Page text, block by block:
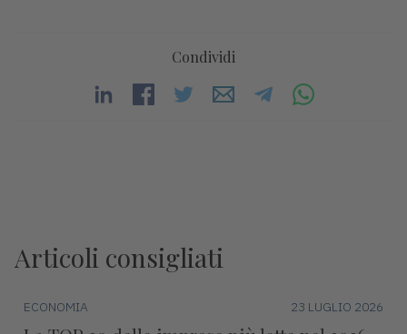
Condividi
Articoli consigliati
ECONOMIA 23 LUGLIO 2026